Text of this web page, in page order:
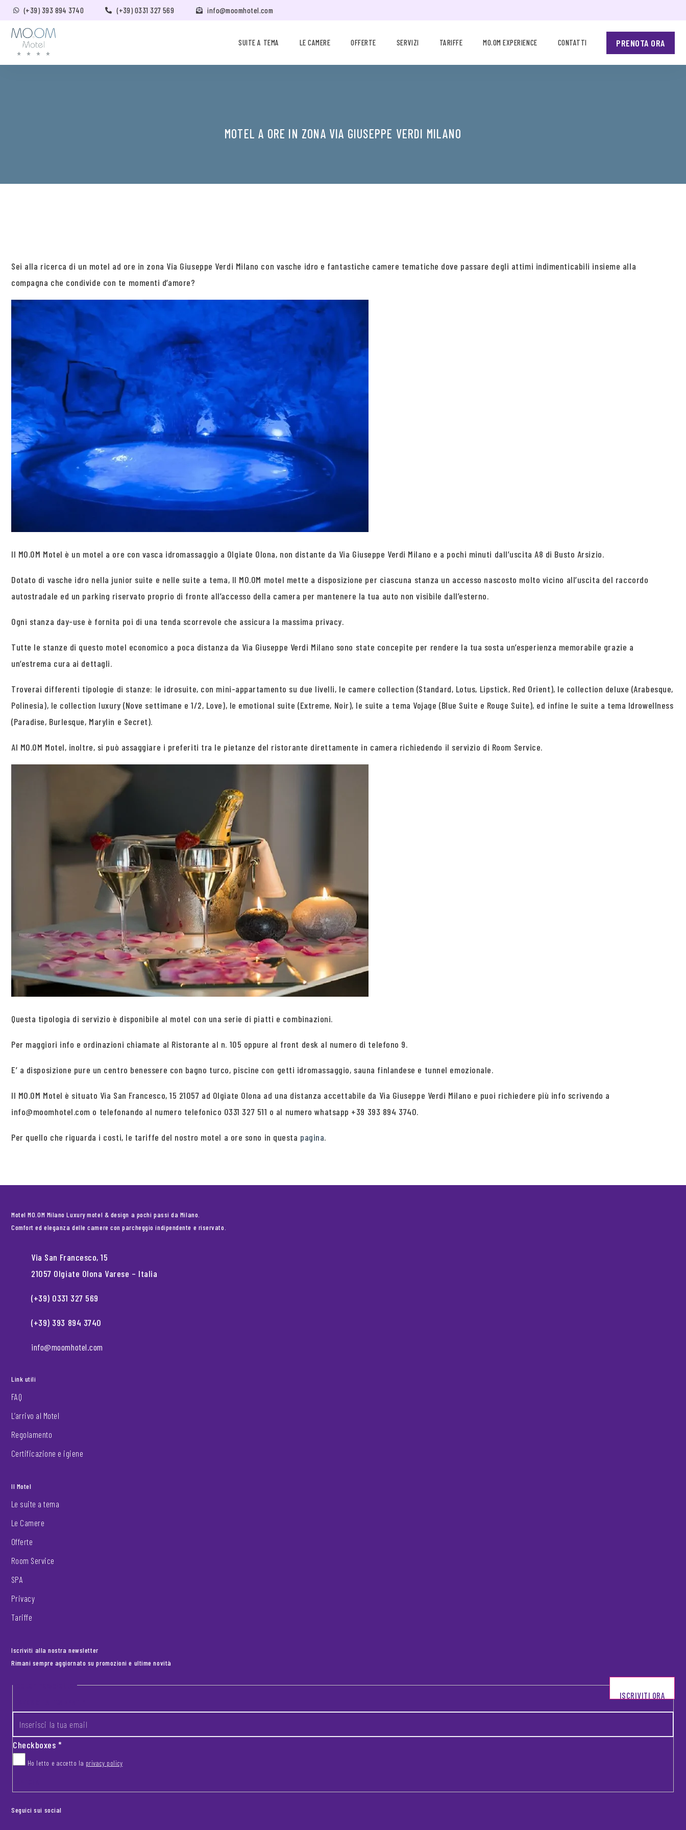
(+39) 393 894 3740 (+39) 0331 327 569 info@moomhotel.com
SUITE A TEMA LE CAMERE OFFERTE SERVIZI TARIFFE MO.OM EXPERIENCE CONTATTI PRENOTA ORA
MOTEL A ORE IN ZONA VIA GIUSEPPE VERDI MILANO
Sei alla ricerca di un motel ad ore in zona Via Giuseppe Verdi Milano con vasche idro e fantastiche camere tematiche dove passare degli attimi indimenticabili insieme alla
compagna che condivide con te momenti d’amore?
Il MO.OM Motel è un motel a ore con vasca idromassaggio a Olgiate Olona, non distante da Via Giuseppe Verdi Milano e a pochi minuti dall’uscita A8 di Busto Arsizio.
Dotato di vasche idro nella junior suite e nelle suite a tema, Il MO.OM motel mette a disposizione per ciascuna stanza un accesso nascosto molto vicino all’uscita del raccordo
autostradale ed un parking riservato proprio di fronte all’accesso della camera per mantenere la tua auto non visibile dall’esterno.
Ogni stanza day-use è fornita poi di una tenda scorrevole che assicura la massima privacy.
Tutte le stanze di questo motel economico a poca distanza da Via Giuseppe Verdi Milano sono state concepite per rendere la tua sosta un’esperienza memorabile grazie a
un’estrema cura ai dettagli.
Troverai differenti tipologie di stanze: le idrosuite, con mini-appartamento su due livelli, le camere collection (Standard, Lotus, Lipstick, Red Orient), le collection deluxe (Arabesque,
Polinesia), le collection luxury (Nove settimane e 1/2, Love), le emotional suite (Extreme, Noir), le suite a tema Vojage (Blue Suite e Rouge Suite), ed infine le suite a tema Idrowellness
(Paradise, Burlesque, Marylin e Secret).
Al MO.OM Motel, inoltre, si può assaggiare i preferiti tra le pietanze del ristorante direttamente in camera richiedendo il servizio di Room Service.
Questa tipologia di servizio è disponibile al motel con una serie di piatti e combinazioni.
Per maggiori info e ordinazioni chiamate al Ristorante al n. 105 oppure al front desk al numero di telefono 9.
E’ a disposizione pure un centro benessere con bagno turco, piscine con getti idromassaggio, sauna finlandese e tunnel emozionale.
Il MO.OM Motel è situato Via San Francesco, 15 21057 ad Olgiate Olona ad una distanza accettabile da Via Giuseppe Verdi Milano e puoi richiedere più info scrivendo a
info@moomhotel.com o telefonando al numero telefonico 0331 327 511 o al numero whatsapp +39 393 894 3740.
Per quello che riguarda i costi, le tariffe del nostro motel a ore sono in questa pagina.
Motel MO.OM Milano Luxury motel & design a pochi passi da Milano.
Comfort ed eleganza delle camere con parcheggio indipendente e riservato.
Via San Francesco, 15
21057 Olgiate Olona Varese – Italia
(+39) 0331 327 569
(+39) 393 894 3740
info@moomhotel.com
Link utili
FAQ
L’arrivo al Motel
Regolamento
Certificazione e igiene
Il Motel
Le suite a tema
Le Camere
Offerte
Room Service
SPA
Privacy
Tariffe
Iscriviti alla nostra newsletter
Rimani sempre aggiornato su promozioni e ultime novità
Footer newsletter
Checkboxes*
Ho letto e accetto la privacy policy
ISCRIVITI ORA
Seguici sui social